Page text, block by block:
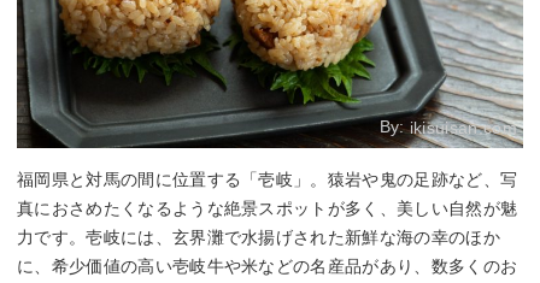
By:ikisuisan.com
福岡県と対馬の間に位置する「壱岐」。猿岩や鬼の足跡など、写
真におさめたくなるような絶景スポットが多く、美しい自然が魅
力です。壱岐には、玄界灘で水揚げされた新鮮な海の幸のほか
に、希少価値の高い壱岐牛や米などの名産品があり、数多くのお